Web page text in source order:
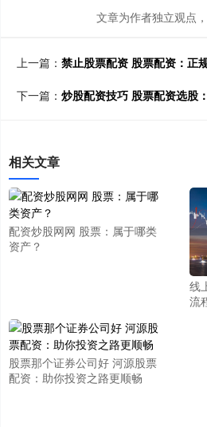
文章为作者独立观点
上一篇： 禁止股票配资 股票配资：正
下一篇： 炒股配资技巧 股票配资选股
相关文章
配资炒股网网 股票：属于哪类
资产？
线
流
股票那个证券公司好 河源股票
配资：助你投资之路更顺畅